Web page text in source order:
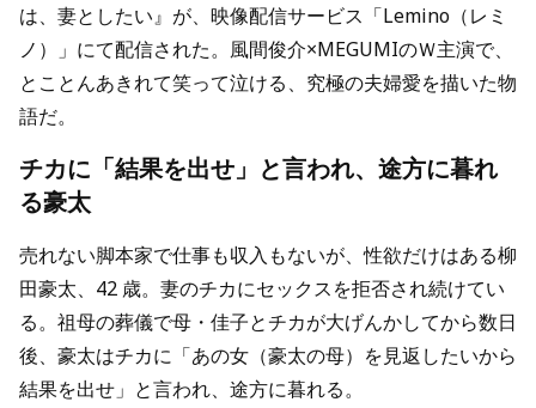
は、妻としたい』が、映像配信サービス「Lemino（レミ
ノ）」にて配信された。風間俊介×MEGUMIのＷ主演で、
とことんあきれて笑って泣ける、究極の夫婦愛を描いた物
語だ。
チカに「結果を出せ」と言われ、途方に暮れ
る豪太
売れない脚本家で仕事も収入もないが、性欲だけはある柳
田豪太、42 歳。妻のチカにセックスを拒否され続けてい
る。祖母の葬儀で母・佳子とチカが大げんかしてから数日
後、豪太はチカに「あの女（豪太の母）を見返したいから
結果を出せ」と言われ、途方に暮れる。